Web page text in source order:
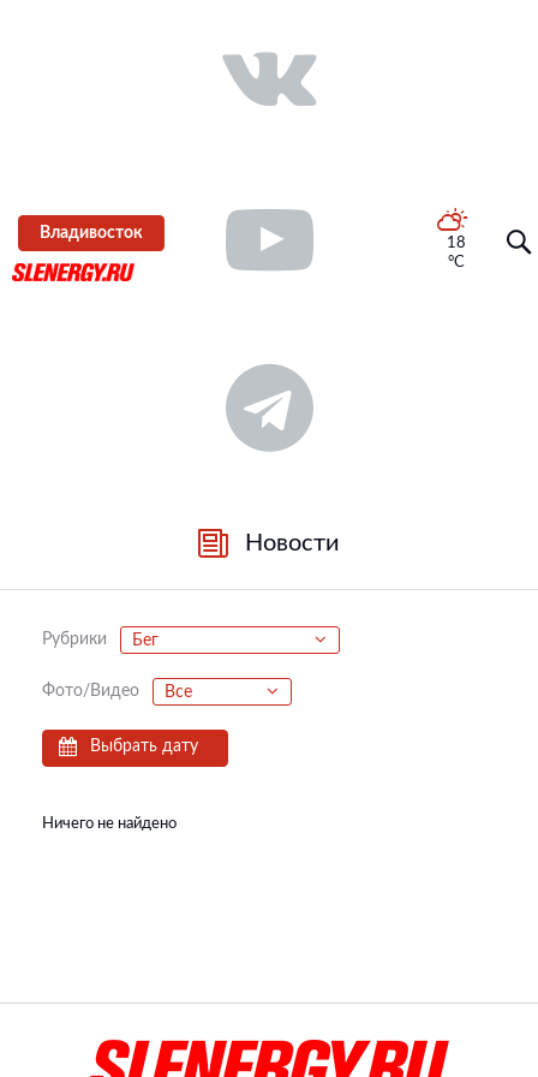
Владивосток
18
°C
Новости
Рубрики Бег
Фото/Видео Все
Выбрать дату
Ничего не найдено